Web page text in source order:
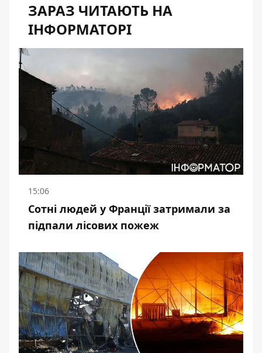
ЗАРАЗ ЧИТАЮТЬ НА
ІНФОРМАТОРІ
15:06
Сотні людей у Франції затримали за
підпали лісових пожеж